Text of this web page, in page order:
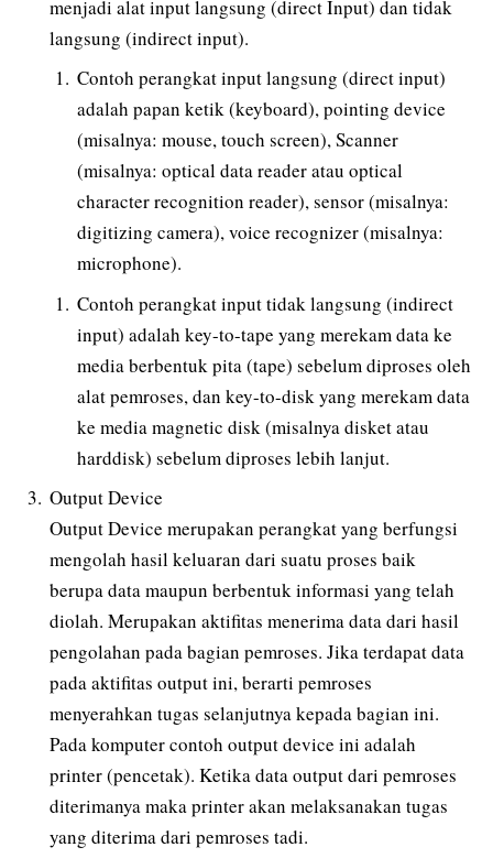
menjadi alat input langsung (direct Input) dan tidak
langsung (indirect input).
Contoh perangkat input langsung (direct input)
adalah papan ketik (keyboard), pointing device
(misalnya: mouse, touch screen), Scanner
(misalnya: optical data reader atau optical
character recognition reader), sensor (misalnya:
digitizing camera), voice recognizer (misalnya:
microphone).
Contoh perangkat input tidak langsung (indirect
input) adalah key-to-tape yang merekam data ke
media berbentuk pita (tape) sebelum diproses oleh
alat pemroses, dan key-to-disk yang merekam data
ke media magnetic disk (misalnya disket atau
harddisk) sebelum diproses lebih lanjut.
Output Device
Output Device merupakan perangkat yang berfungsi
mengolah hasil keluaran dari suatu proses baik
berupa data maupun berbentuk informasi yang telah
diolah. Merupakan aktifitas menerima data dari hasil
pengolahan pada bagian pemroses. Jika terdapat data
pada aktifitas output ini, berarti pemroses
menyerahkan tugas selanjutnya kepada bagian ini.
Pada komputer contoh output device ini adalah
printer (pencetak). Ketika data output dari pemroses
diterimanya maka printer akan melaksanakan tugas
yang diterima dari pemroses tadi.